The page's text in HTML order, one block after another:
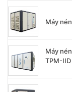
Máy
Máy
TPM-IID